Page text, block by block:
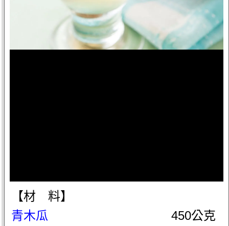
【材 料】
青木瓜
450公克